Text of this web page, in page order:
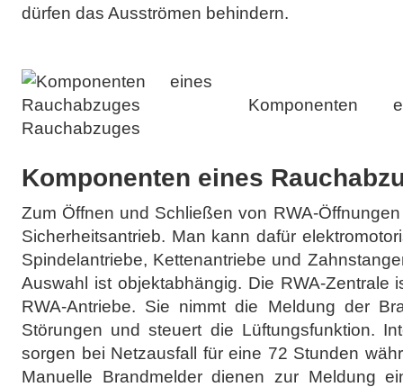
dürfen das Ausströmen behindern.
Komponenten
Rauchabzuges
Komponenten eines
Zum Öffnen und Schließen von RWA-
Sicherheitsantrieb. Man kann dafür
Spindelantriebe, Kettenantriebe und
Auswahl ist objektabhängig. Die RWA-Zentrale
RWA-Antriebe. Sie nimmt die Meldung der
Störungen und steuert die Lüftungsfunktion.
sorgen bei Netzausfall für eine 72 Stunden
Manuelle Brandmelder dienen zur Meldung